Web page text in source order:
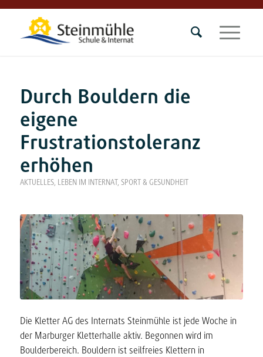
Durch Bouldern die
eigene
Frustrationstoleranz
erhöhen
AKTUELLES, LEBEN IM INTERNAT, SPORT & GESUNDHEIT
Die Kletter AG des Internats Steinmühle ist jede Woche in
der Marburger Kletterhalle aktiv. Begonnen wird im
Boulderbereich. Bouldern ist seilfreies Klettern in